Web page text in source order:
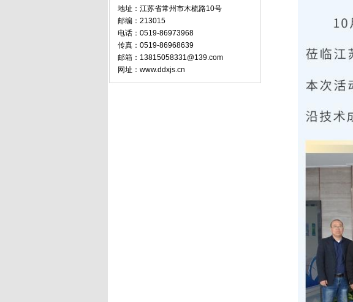
地址：江苏省常州市木梳路10号
邮编：213015
电话：0519-86973968
传真：0519-86968639
邮箱：13815058331@139.com
网址：www.ddxjs.cn